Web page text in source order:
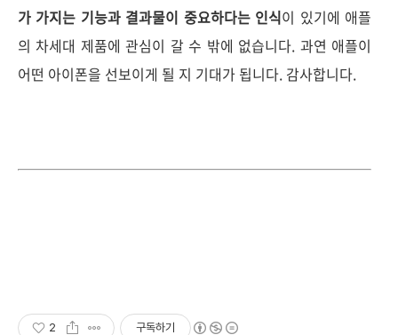
가 가지는 기능과 결과물이 중요하다는 인식이 있기에 애플
의 차세대 제품에 관심이 갈 수 밖에 없습니다. 과연 애플이
어떤 아이폰을 선보이게 될 지 기대가 됩니다. 감사합니다.
2 구독하기